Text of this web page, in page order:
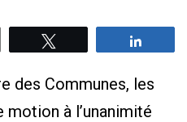
des Communes, les
à l’unanimité